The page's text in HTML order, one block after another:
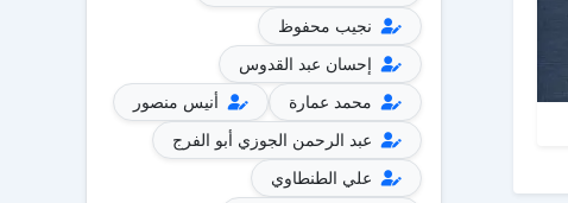
نجيب محفوظ
إحسان عبد القدوس
محمد عمارة
أنيس منصور
عبد الرحمن الجوزي أبو الفرج
علي الطنطاوي